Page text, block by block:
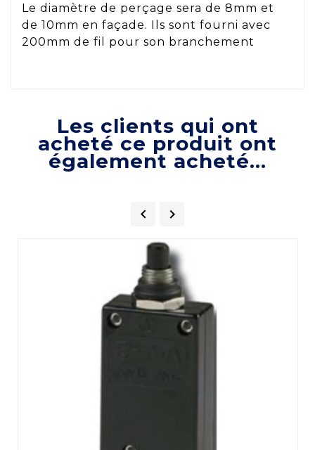
Le diamètre de perçage sera de 8mm et
de 10mm en façade. Ils sont fourni avec
200mm de fil pour son branchement
Les clients qui ont
acheté ce produit ont
également acheté...
 